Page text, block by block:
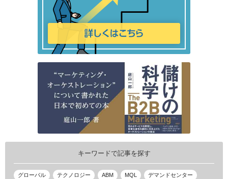
キーワードで記事を探す
グローバル テクノロジー ABM MQL デマンドセンター